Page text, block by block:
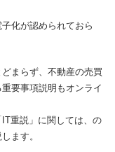
化が認められておら
まらず、不動産の売買
要事項説明もオンライ
重説」に関しては、の
ます。